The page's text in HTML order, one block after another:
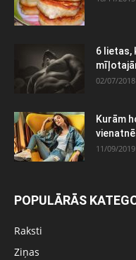
6 lietas,
02/07/2018
Kurām
11/09/2019
POPULĀRĀS
Raksti
Ziņas